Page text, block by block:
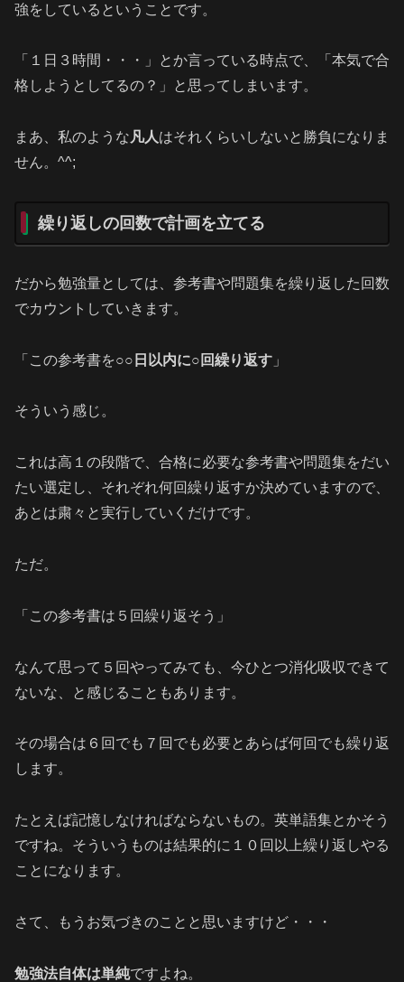
強をしているということです。
「１日３時間・・・」とか言っている時点で、「本気で合
格しようとしてるの？」と思ってしまいます。
まあ、私のような 凡人はそれくらいしないと勝負になりま
せん。^^;
繰り返しの回数で計画を立てる
だから勉強量としては、参考書や問題集を繰り返した回数
でカウントしていきます。
「この参考書を○○日以内に○回繰り返す 」
そういう感じ。
これは高１の段階で、合格に必要な参考書や問題集をだい
たい選定し、それぞれ何回繰り返すか決めていますので、
あとは粛々と実行していくだけです。
ただ。
「この参考書は５回繰り返そう」
なんて思って５回やってみても、今ひとつ消化吸収できて
ないな、と感じることもあります。
その場合は６回でも７回でも必要とあらば何回でも繰り返
します。
たとえば記憶しなければならないもの。英単語集とかそう
ですね。そういうものは結果的に１０回以上繰り返しやる
ことになります。
さて、もうお気づきのことと思いますけど・・・
勉強法自体は単純ですよね。